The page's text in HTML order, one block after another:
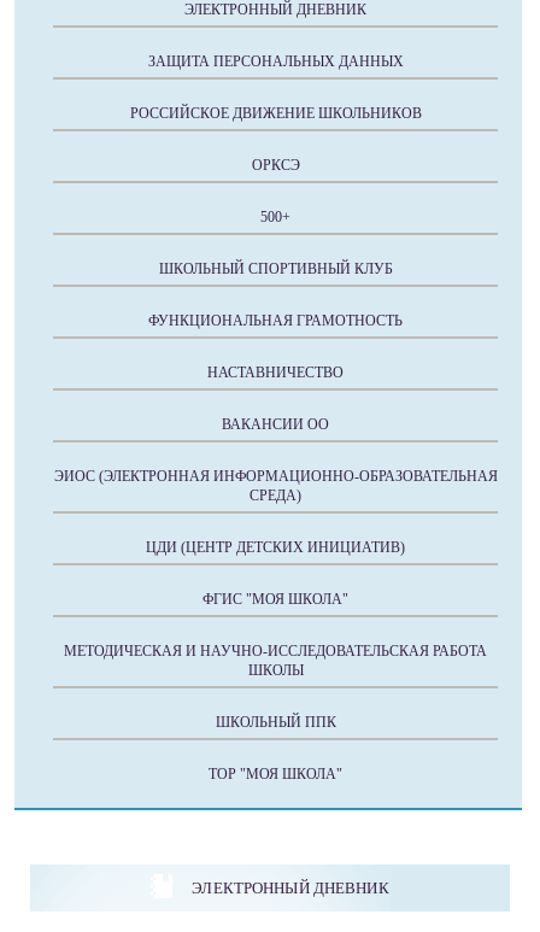
ЭЛЕКТРОННЫЙ ДНЕВНИК
ЗАЩИТА ПЕРСОНАЛЬНЫХ ДАННЫХ
РОССИЙСКОЕ ДВИЖЕНИЕ ШКОЛЬНИКОВ
ОРКСЭ
500+
ШКОЛЬНЫЙ СПОРТИВНЫЙ КЛУБ
ФУНКЦИОНАЛЬНАЯ ГРАМОТНОСТЬ
НАСТАВНИЧЕСТВО
ВАКАНСИИ ОО
ЭИОС (ЭЛЕКТРОННАЯ ИНФОРМАЦИОННО-ОБРАЗОВАТЕЛЬНАЯ
СРЕДА)
ЦДИ (ЦЕНТР ДЕТСКИХ ИНИЦИАТИВ)
ФГИС "МОЯ ШКОЛА"
МЕТОДИЧЕСКАЯ И НАУЧНО-ИССЛЕДОВАТЕЛЬСКАЯ РАБОТА
ШКОЛЫ
ШКОЛЬНЫЙ ППК
ТОР "МОЯ ШКОЛА"
ЭЛЕКТРОННЫЙ ДНЕВНИК